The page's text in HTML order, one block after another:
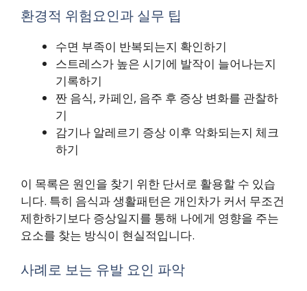
환경적 위험요인과 실무 팁
수면 부족이 반복되는지 확인하기
스트레스가 높은 시기에 발작이 늘어나는지
기록하기
짠 음식, 카페인, 음주 후 증상 변화를 관찰하
기
감기나 알레르기 증상 이후 악화되는지 체크
하기
이 목록은 원인을 찾기 위한 단서로 활용할 수 있습
니다. 특히 음식과 생활패턴은 개인차가 커서 무조건
제한하기보다 증상일지를 통해 나에게 영향을 주는
요소를 찾는 방식이 현실적입니다.
사례로 보는 유발 요인 파악